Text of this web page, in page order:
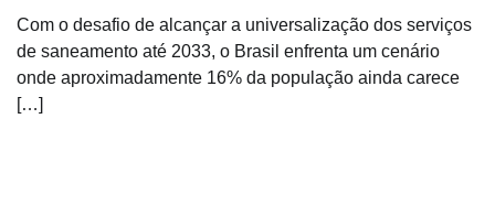
Com o desafio de alcançar a universalização dos serviços
de saneamento até 2033, o Brasil enfrenta um cenário
onde aproximadamente 16% da população ainda carece
[…]